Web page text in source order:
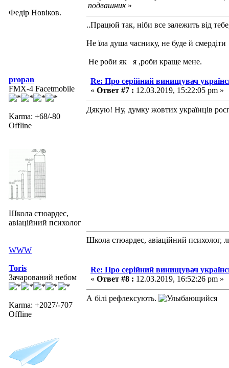
Федір Новіков.
подвашник»
..Працюй так, ніби все залежить від
Не їла душа часнику, не буде й смердіти
Не роби як я ,роби краще мене.
propan
FMX-4 Facetmobile
Karma: +68/-80
Offline
Школа стюардес,
авіаційний психолог
WWW
Re: Про серійний винищувач
« Ответ #7 : 12.03.2019, 15:22:05 pm »
Дякую! Ну, думку жовтих українців
Школа стюардес, авіаційний психолог,
Toris
Зачарований небом
Karma: +2027/-707
Offline
Re: Про серійний винищувач
« Ответ #8 : 12.03.2019, 16:52:26 pm »
А білі рефлексують.